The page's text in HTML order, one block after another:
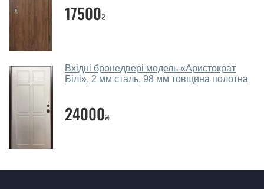
собою каталоги кольорів та візерунків. Після виміру та
консультації Ви можете оформити заявку, не
відвідуючи наш офіс.
Виклик замірника-консультанта коштує 450 грн.
Ви робите установку вхідних дверей?
17500₴
Вхідні бронедвері модель «Аристократ
Білі», 2 мм сталь, 98 мм товщина полотна
24000₴